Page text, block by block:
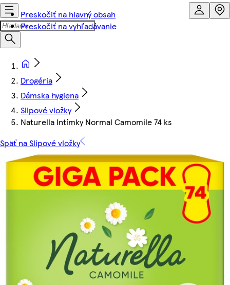
Preskočiť na hlavný obsah
Preskočiť na vyhľadávanie
Drogéria
Dámska hygiena
Slipové vložky
Naturella Intímky Normal Camomile 74 ks
Späť na Slipové vložky